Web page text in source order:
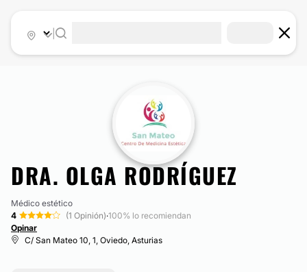
DRA. OLGA RODRÍGUEZ
Médico estético
4
(1 Opinión)·100% lo recomiendan
Opinar
C/ San Mateo 10, 1, Oviedo, Asturias